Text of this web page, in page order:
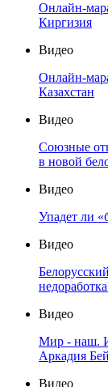
Онлайн-
Киргизия
Видео
Онлайн-
Казахстан
Видео
Союзные
в новой
Видео
Упадет ли
Видео
Видео
Мир - наш.
Аркадия
Видео